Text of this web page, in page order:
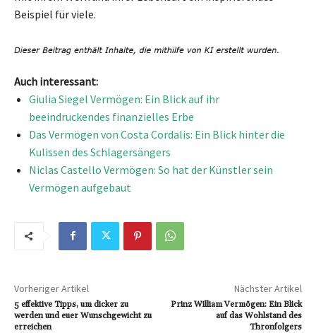
Beispiel für viele.
Auch interessant:
Giulia Siegel Vermögen: Ein Blick auf ihr
beeindruckendes finanzielles Erbe
Das Vermögen von Costa Cordalis: Ein Blick hinter die
Kulissen des Schlagersängers
Niclas Castello Vermögen: So hat der Künstler sein
Vermögen aufgebaut
Vorheriger Artikel
5 effektive Tipps, um dicker zu
werden und euer Wunschgewicht zu
erreichen
Nächster Artikel
Prinz William Vermögen: Ein Blick
auf das Wohlstand des
Thronfolgers